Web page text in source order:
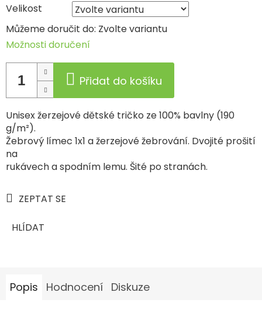
Velikost
Můžeme doručit do: Zvolte variantu
Možnosti doručení
Přidat do košíku
Unisex žerzejové dětské tričko ze 100% bavlny (190
g/m²).
Žebrový límec 1x1 a žerzejové žebrování. Dvojité prošití
na
rukávech a spodním lemu. Šité po stranách.
ZEPTAT SE
HLÍDAT
Popis Hodnocení Diskuze